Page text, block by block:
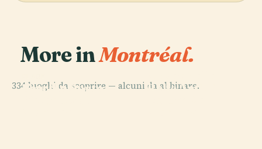
More inMontréal.
334 luoghi da scoprire — alcuni da abbinare.
Vecchio Porto
PLACE
Belle Arti di
Giardino
PLACE